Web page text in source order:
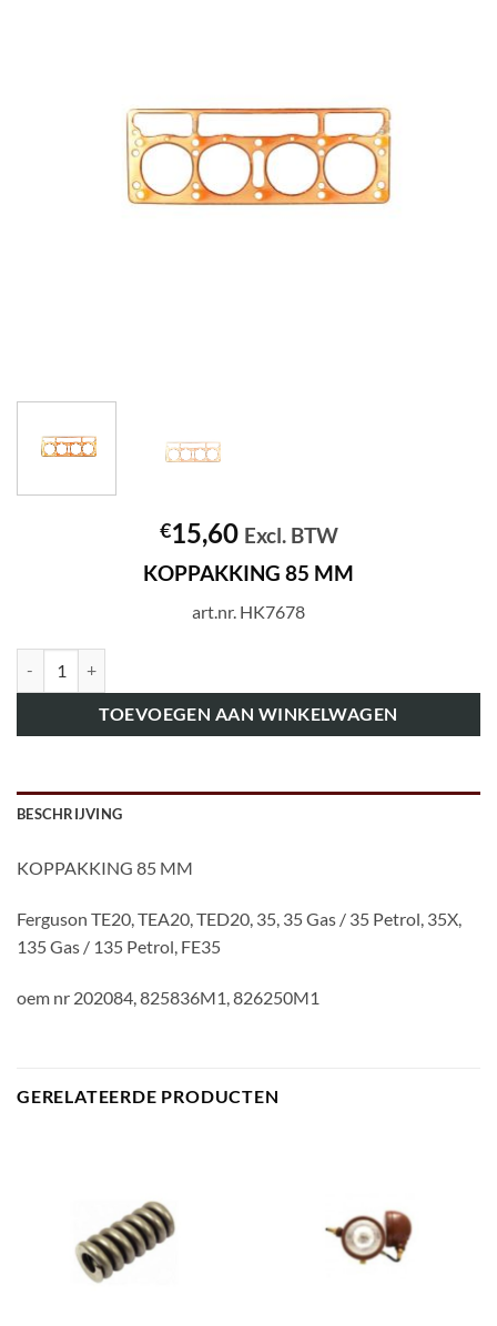
€15,60 Excl. BTW
KOPPAKKING 85 MM
art.nr. HK7678
TOEVOEGEN AAN WINKELWAGEN
BESCHRIJVING
KOPPAKKING 85 MM
Ferguson TE20, TEA20, TED20, 35, 35 Gas / 35 Petrol, 35X,
135 Gas / 135 Petrol, FE35
oem nr 202084, 825836M1, 826250M1
GERELATEERDE PRODUCTEN